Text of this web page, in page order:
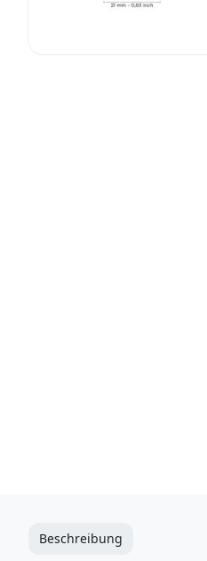
Beschreibung